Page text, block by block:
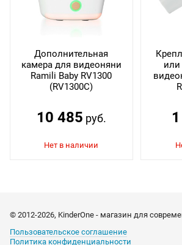
Дополнительная
камера для видеоняни
Ramili Baby RV1300
(RV1300C)
10 485 руб.
или
© 2012-2026, KinderOne - магазин для
Пользовательское соглашение
Политика конфиденциальности